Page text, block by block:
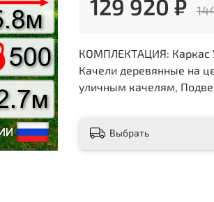
129 920 ₽
КОМПЛЕКТАЦИЯ: Каркас
Качели деревянные на
уличным качелям,
Выбрать